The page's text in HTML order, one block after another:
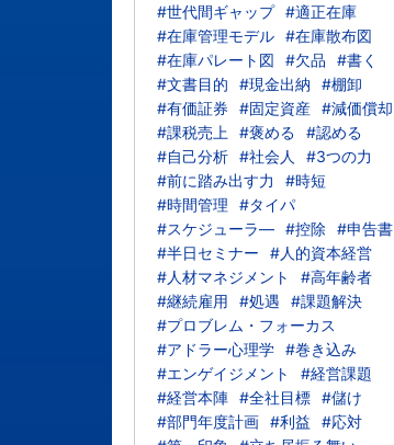
#世代間ギャップ #適正在庫
#在庫管理モデル #在庫散布図
#在庫パレート図
#欠品
#書く
#文書目的
#現金出納
#棚卸
#有価証券
#固定資産 #減価償却
#課税売上
#褒める
#認める
#自己分析 #社会人
#3つの力
#前に踏み出す力
#時短
#時間管理
#タイパ
#スケジューラ― #控除
#申告書
#半日セミナー
#人的資本経営
#人材マネジメント
#高年齢者
#継続雇用
#処遇
#課題解決
#プロブレム・フォーカス
#アドラー心理学 #巻き込み
#エンゲイジメント
#経営課題
#経営本陣 #全社目標 #儲け
#部門年度計画 #利益
#応対